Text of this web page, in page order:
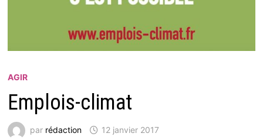
AGIR
Emplois-climat
par rédaction 12 janvier 2017